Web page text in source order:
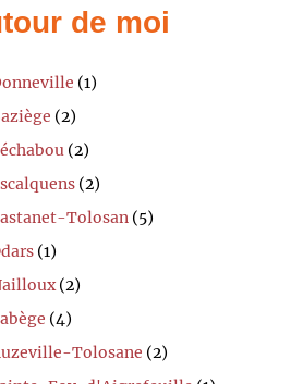
de moi
(1)
(2)
(2)
(2)
Tolosan (5)
(1)
(2)
(4)
Tolosane (2)